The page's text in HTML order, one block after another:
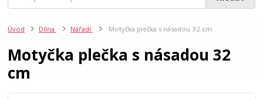
Úvod Dílna Nářadí Motyčka plečka s násadou 32 cm
Motyčka plečka s násadou 32
cm